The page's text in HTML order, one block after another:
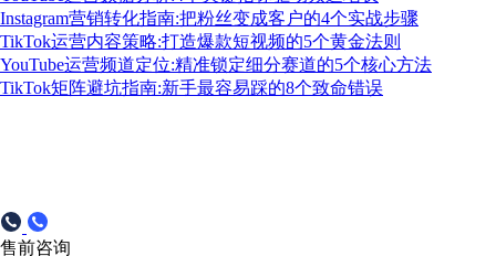
Instagram营销转化指南:把粉丝变成客户的4个实战步骤
TikTok运营内容策略:打造爆款短视频的5个黄金法则
YouTube运营频道定位:精准锁定细分赛道的5个核心方法
TikTok矩阵避坑指南:新手最容易踩的8个致命错误
售前咨询